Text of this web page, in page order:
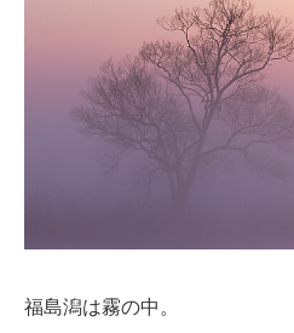
福島潟は霧の中。